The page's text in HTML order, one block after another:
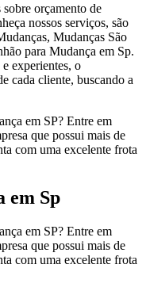
orçamento de
nossos serviços, são
Mudanças São
para Mudança em Sp.
experientes, o
cada cliente, buscando a
em SP? Entre em
que possui mais de
com uma excelente frota
em Sp
em SP? Entre em
que possui mais de
com uma excelente frota